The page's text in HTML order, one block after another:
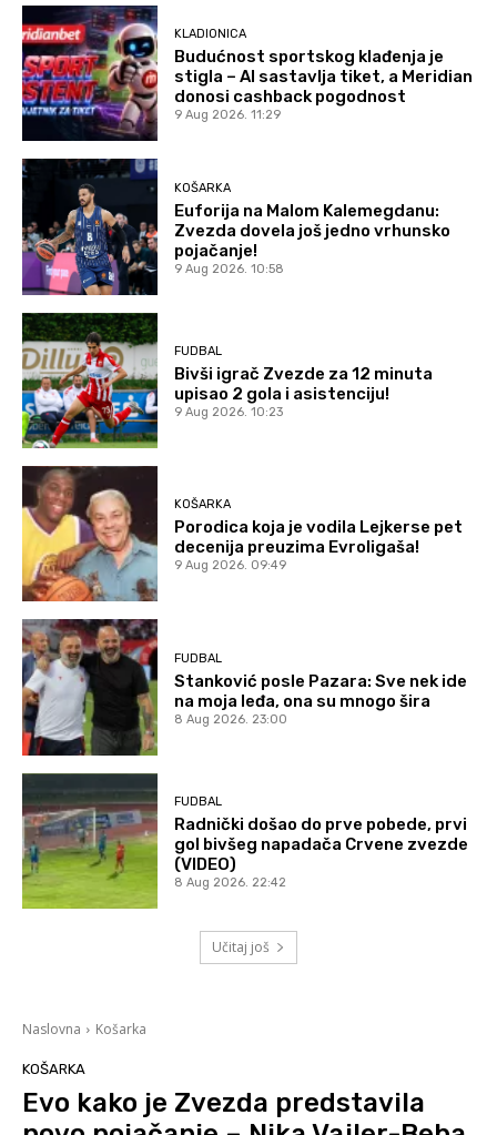
KLADIONICA
Budućnost sportskog klađenja je
stigla – AI sastavlja tiket, a Meridian
donosi cashback pogodnost
9 Aug 2026. 11:29
KOŠARKA
Euforija na Malom Kalemegdanu:
Zvezda dovela još jedno vrhunsko
pojačanje!
9 Aug 2026. 10:58
FUDBAL
Bivši igrač Zvezde za 12 minuta
upisao 2 gola i asistenciju!
9 Aug 2026. 10:23
KOŠARKA
Porodica koja je vodila Lejkerse pet
decenija preuzima Evroligaša!
9 Aug 2026. 09:49
FUDBAL
Stanković posle Pazara: Sve nek ide
na moja leđa, ona su mnogo šira
8 Aug 2026. 23:00
FUDBAL
Radnički došao do prve pobede, prvi
gol bivšeg napadača Crvene zvezde
(VIDEO)
8 Aug 2026. 22:42
Učitaj još